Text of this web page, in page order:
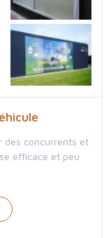
des concurrents et
efficace et peu